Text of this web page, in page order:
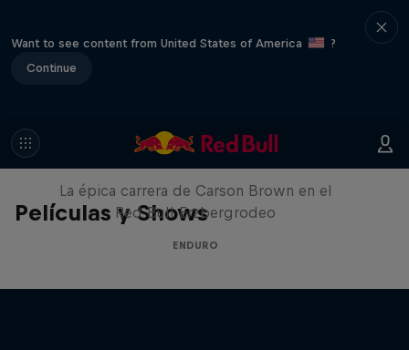
Want to see content from United States of America
?
Continue
Películas y Shows
Moto Rider vs Enduro Race
La épica carrera de Carson Brown en el
Red Bull Erzbergrodeo
ENDURO